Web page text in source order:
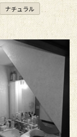
ナチュラル